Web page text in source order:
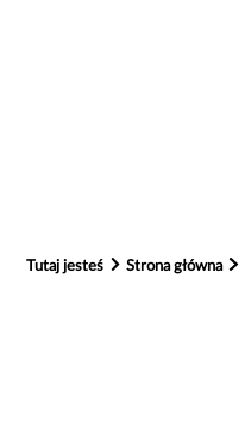
Tutaj jesteś Strona główna